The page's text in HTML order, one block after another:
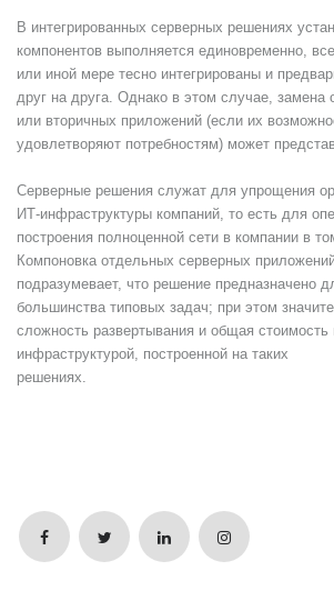
В интегрированных серверных решениях
компонентов выполняется единовременно,
или иной мере тесно интегрированы и
друг на друга. Однако в этом случае, замена
или вторичных приложений (если их
удовлетворяют потребностям) может
Серверные решения служат для упрощения
ИТ-инфраструктуры компаний, то есть для
построения полноценной сети в компании в
Компоновка отдельных серверных
подразумевает, что решение предназначено
большинства типовых задач; при этом
сложность развертывания и общая
инфраструктурой, построенной на таких
решениях.